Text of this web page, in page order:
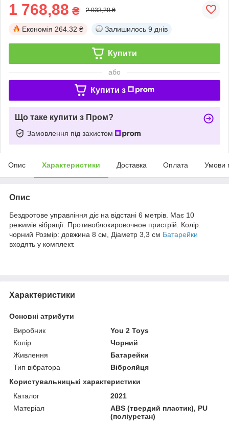
1 768,88 ₴ 2 033,20 ₴
Економія 264.32 ₴ Залишилось 9 днів
Купити
або
Купити з
Що таке купити з Пром?
Замовлення під захистом
Опис Характеристики Доставка Оплата Умови
Опис
Бездротове управління діє на відстані 6 метрів. Має 10
режимів вібрації. Противоблокировочное пристрій. Колір:
чорний Розмір: довжина 8 см, Діаметр 3,3 см Батарейки
входять у комплект.
Характеристики
Основні атрибути
Виробник
You 2 Toys
Колір
Чорний
Живлення
Батарейки
Тип вібратора
Віброяйця
Користувальницькі характеристики
Каталог
2021
Матеріал
ABS (твердий пластик), PU
(поліуретан)